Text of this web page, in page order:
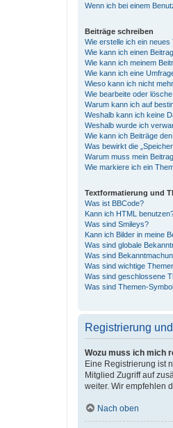
Wenn ich bei einem
Beiträge schreiben
Wie erstelle ich ein
Wie kann ich einen
Wie kann ich meinem
Wie kann ich eine
Wieso kann ich nicht
Wie bearbeite oder
Warum kann ich auf
Weshalb kann ich keine
Weshalb wurde ich
Wie kann ich Beiträge
Was bewirkt die
Warum muss mein
Wie markiere ich ein
Textformatierung und
Was ist BBCode?
Kann ich HTML
Was sind Smileys?
Kann ich Bilder in meine
Was sind globale
Was sind
Was sind wichtige
Was sind geschlossene
Was sind Themen-
Registrierung
Wozu muss ich mich
Eine Registrierung ist
Mitglied Zugriff auf
weiter. Wir empfehlen
Nach oben